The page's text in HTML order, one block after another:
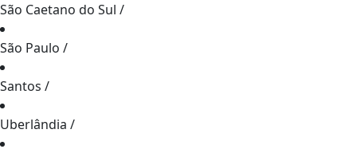
São Caetano do Sul /
São Paulo /
Santos /
Uberlândia /